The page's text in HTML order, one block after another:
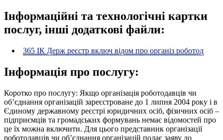
Інформаційні та технологічні картки
послуг, інші додаткові файли:
365 ІК Держ реєстр включ відом про організ роботод
Інформація про послугу:
Коротко про послугу: Якщо організація роботодавців чи
об’єднання організацій зареєстроване до 1 липня 2004 року і в
Єдиному державному реєстрі юридичних осіб, фізичних осіб –
підприємців та громадських формувань немає відомостей про
це їх можна включити. Для цього представник організації
роботодавців чи об’єднання організацій подає заяву до